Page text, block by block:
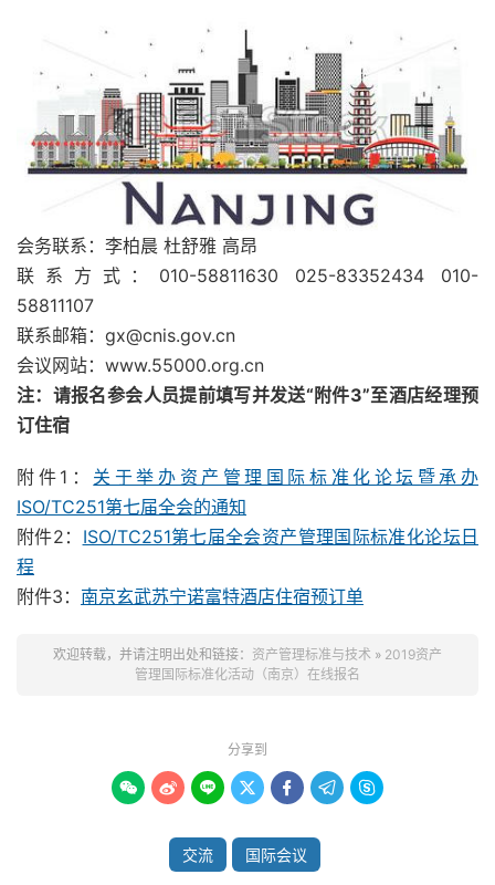
会务联系：李柏晨 杜舒雅 高昂
联系方式：010-58811630 025-83352434 010-
58811107
联系邮箱：gx@cnis.gov.cn
会议网站：www.55000.org.cn
注：请报名参会人员提前填写并发送“附件3”至酒店经理预
订住宿
附件1： 关于举办资产管理国际标准化论坛暨承办
ISO/TC251第七届全会的通知
附件2： ISO/TC251第七届全会资产管理国际标准化论坛日
程
附件3： 南京玄武苏宁诺富特酒店住宿预订单
欢迎转载，并请注明出处和链接： 资产管理标准与技术 » 2019资产
管理国际标准化活动（南京）在线报名
分享到
      
交流 国际会议